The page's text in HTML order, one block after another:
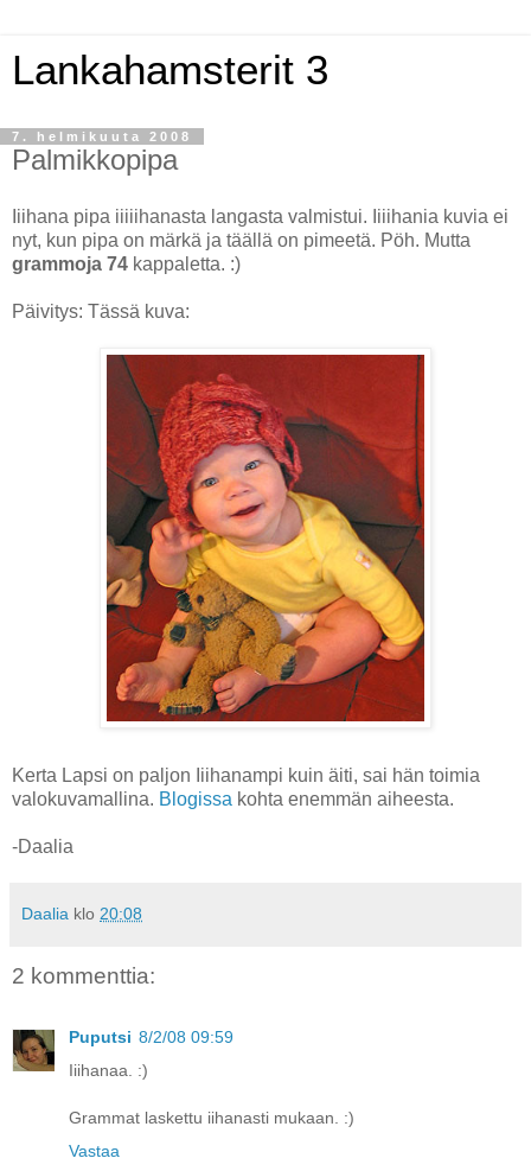
Lankahamsterit 3
7. helmikuuta 2008
Palmikkopipa
Iiihana pipa iiiiihanasta langasta valmistui. Iiiihania kuvia ei
nyt, kun pipa on märkä ja täällä on pimeetä. Pöh. Mutta
grammoja 74 kappaletta. :)
Päivitys: Tässä kuva:
Kerta Lapsi on paljon Iiihanampi kuin äiti, sai hän toimia
valokuvamallina. Blogissa kohta enemmän aiheesta.
-Daalia
Daalia klo 20:08
2 kommenttia:
Puputsi 8/2/08 09:59
Iiihanaa. :)
Grammat laskettu iihanasti mukaan. :)
Vastaa